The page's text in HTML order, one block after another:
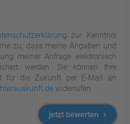
zur Kenntnis
zu, dass meine Angaben und
meiner Anfrage elektronisch
werden. Sie können Ihre
für die Zukunft per E-Mail an
widerrufen.
jetzt bewerten